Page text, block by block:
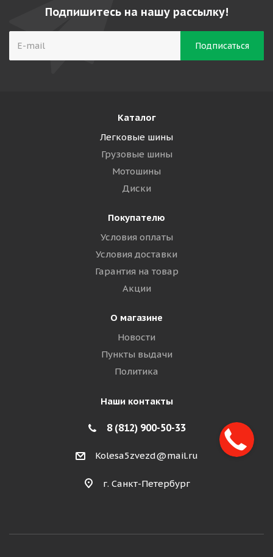
Подпишитесь на нашу рассылку!
Каталог
Легковые шины
Грузовые шины
Мотошины
Диски
Покупателю
Условия оплаты
Условия доставки
Гарантия на товар
Акции
О магазине
Новости
Пункты выдачи
Политика
Наши контакты
8 (812) 900-50-33
Kolesa5zvezd@mail.ru
г. Санкт-Петербург